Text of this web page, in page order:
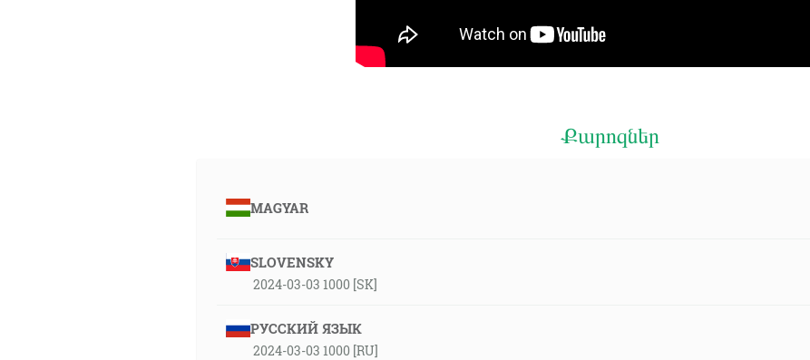
Քարոզներ
MAGYAR
SLOVENSKY
2024-03-03 1000 [SK]
РУССКИЙ ЯЗЫК
2024-03-03 1000 [RU]